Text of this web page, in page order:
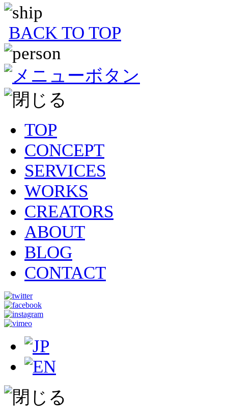
BACK TO TOP
TOP
CONCEPT
SERVICES
WORKS
CREATORS
ABOUT
BLOG
CONTACT